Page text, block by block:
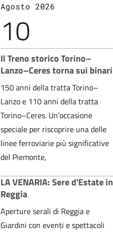
Agosto 2026
10
Il Treno storico Torino–
Lanzo–Ceres torna sui binari
150 anni della tratta Torino–
Lanzo e 110 anni della tratta
Torino–Ceres. Un’occasione
speciale per riscoprire una delle
linee ferroviarie più significative
del Piemonte,
LA VENARIA: Sere d'Estate in
Reggia
Aperture serali di Reggia e
Giardini con eventi e spettacoli